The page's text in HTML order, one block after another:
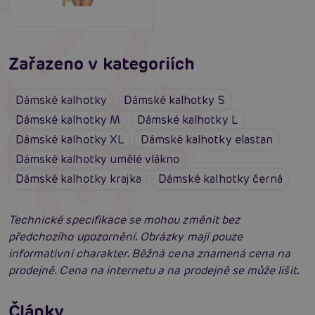
Zařazeno v kategoriích
Dámské kalhotky
Dámské kalhotky S
Dámské kalhotky M
Dámské kalhotky L
Dámské kalhotky XL
Dámské kalhotky elastan
Dámské kalhotky umělé vlákno
Dámské kalhotky krajka
Dámské kalhotky černá
Technické specifikace se mohou změnit bez
předchozího upozornění. Obrázky mají pouze
informativní charakter. Běžná cena znamená cena na
prodejně. Cena na internetu a na prodejně se může lišit.
neodolatelně sexy